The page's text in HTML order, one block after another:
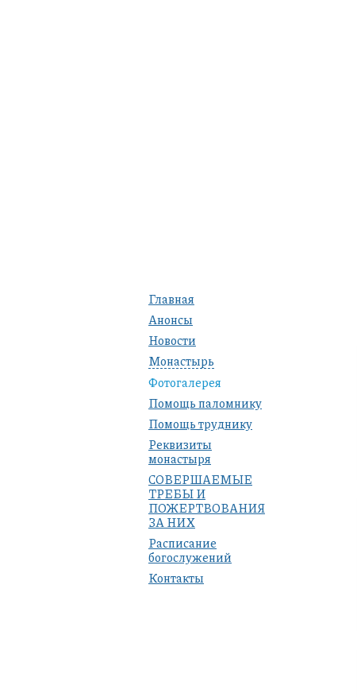
Главная
Анонсы
Новости
Монастырь
Фотогалерея
Помощь паломнику
Помощь труднику
Реквизиты
монастыря
СОВЕРШАЕМЫЕ
ТРЕБЫ И
ПОЖЕРТВОВАНИЯ
ЗА НИХ
Расписание
богослужений
Контакты